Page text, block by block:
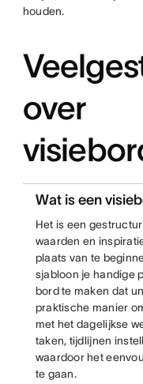
houden.
over
Wat is een
Het is een
waarden en
plaats van te
sjabloon je handige
bord te maken dat
praktische manier
met het dagelijkse
taken, tijdlijnen
waardoor het
te gaan.